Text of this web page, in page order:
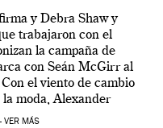
y Debra Shaw y
trabajaron con el
la campaña de
con Seán McGirr al
el viento de cambio
la moda, Alexander
para una […]
VER MÁS